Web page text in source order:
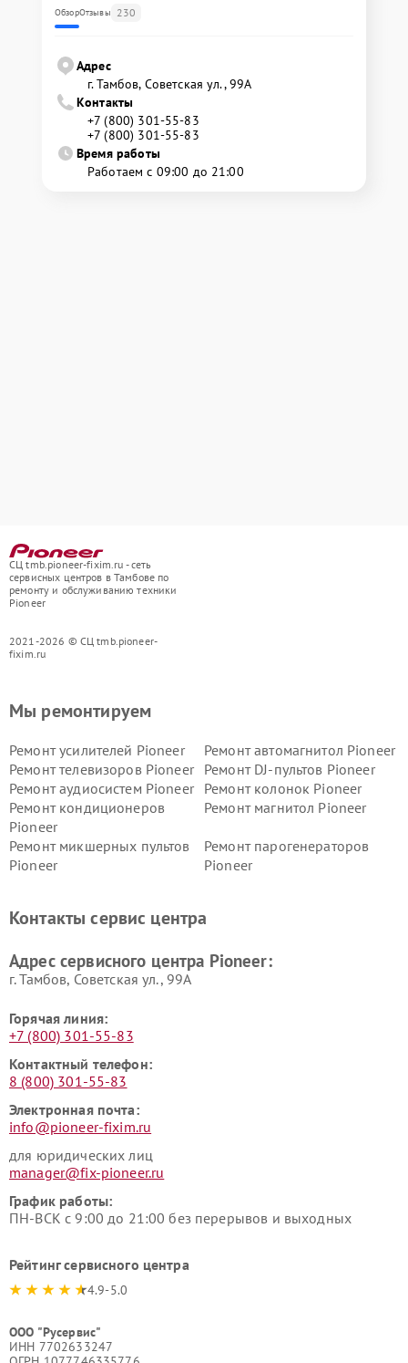
ОбзорОтзывы 230
Адрес
г. Тамбов, Советская ул., 99А
Контакты
+7 (800) 301-55-83
+7 (800) 301-55-83
Время работы
Работаем с 09:00 до 21:00
СЦ tmb.pioneer-fixim.ru - сеть
сервисных центров в Тамбове по
ремонту и обслуживанию техники
Pioneer
2021-2026 © СЦ tmb.pioneer-
fixim.ru
Мы ремонтируем
Ремонт усилителей Pioneer
Ремонт автомагнитол Pioneer
Ремонт телевизоров Pioneer
Ремонт DJ-пультов Pioneer
Ремонт аудиосистем Pioneer
Ремонт колонок Pioneer
Ремонт кондиционеров
Pioneer
Ремонт магнитол Pioneer
Ремонт микшерных пультов
Pioneer
Ремонт парогенераторов
Pioneer
Контакты сервис центра
Адрес сервисного центра Pioneer:
г. Тамбов, Советская ул., 99А
Горячая линия:
+7 (800) 301-55-83
Контактный телефон:
8 (800) 301-55-83
Электронная почта:
info@pioneer-fixim.ru
для юридических лиц
manager@fix-pioneer.ru
График работы:
ПН-ВСК с 9:00 до 21:00 без перерывов и выходных
Рейтинг сервисного центра
4.9-5.0
ООО "Русервис"
ИНН 7702633247